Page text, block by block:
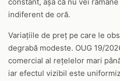
indiferent de oră.
Variațiile de preț pe care le
degrabă modeste. OUG 19/
comercial al rețelelor mari
iar efectul vizibil este